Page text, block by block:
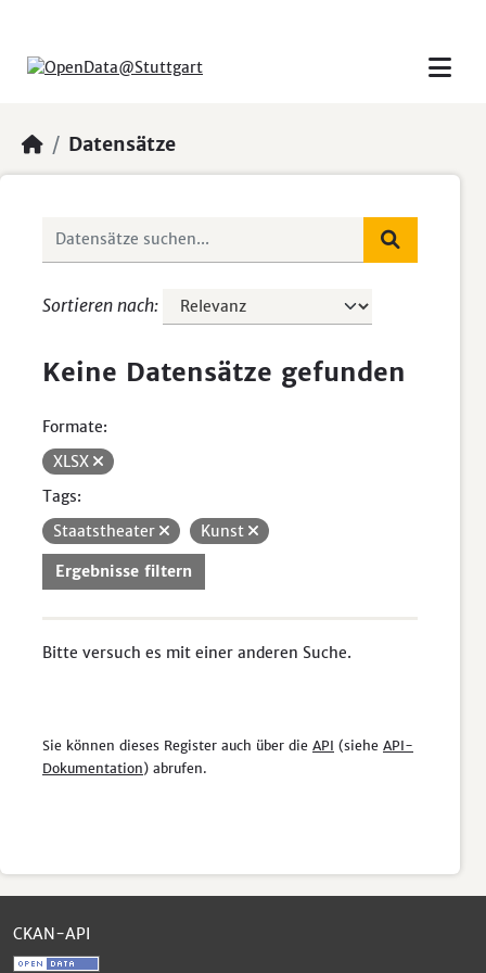
Datensätze
Sortieren nach
Keine Datensätze gefunden
Formate:
XLSX
Tags:
Staatstheater
Kunst
Ergebnisse filtern
Bitte versuch es mit einer anderen Suche.
Sie können dieses Register auch über die API (siehe API-
Dokumentation) abrufen.
CKAN-API